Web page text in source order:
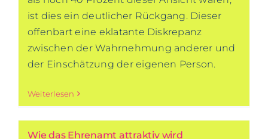
ist dies ein deutlicher Rückgang. Dieser
offenbart eine eklatante Diskrepanz
zwischen der Wahrnehmung anderer und
der Einschätzung der eigenen Person.
Weiterlesen
Wie das Ehrenamt attraktiv wird